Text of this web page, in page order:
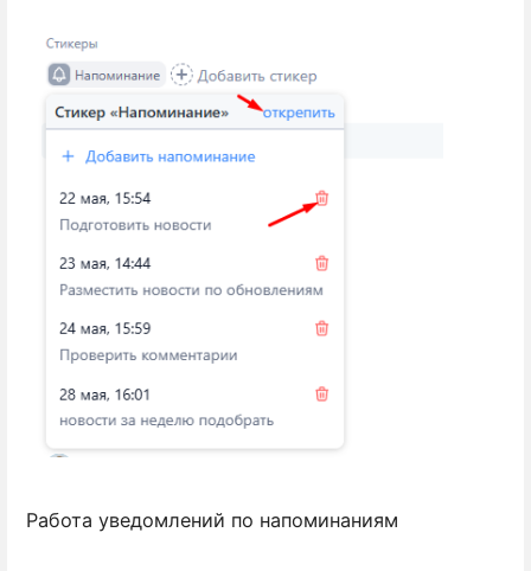
Работа уведомлений по напоминаниям